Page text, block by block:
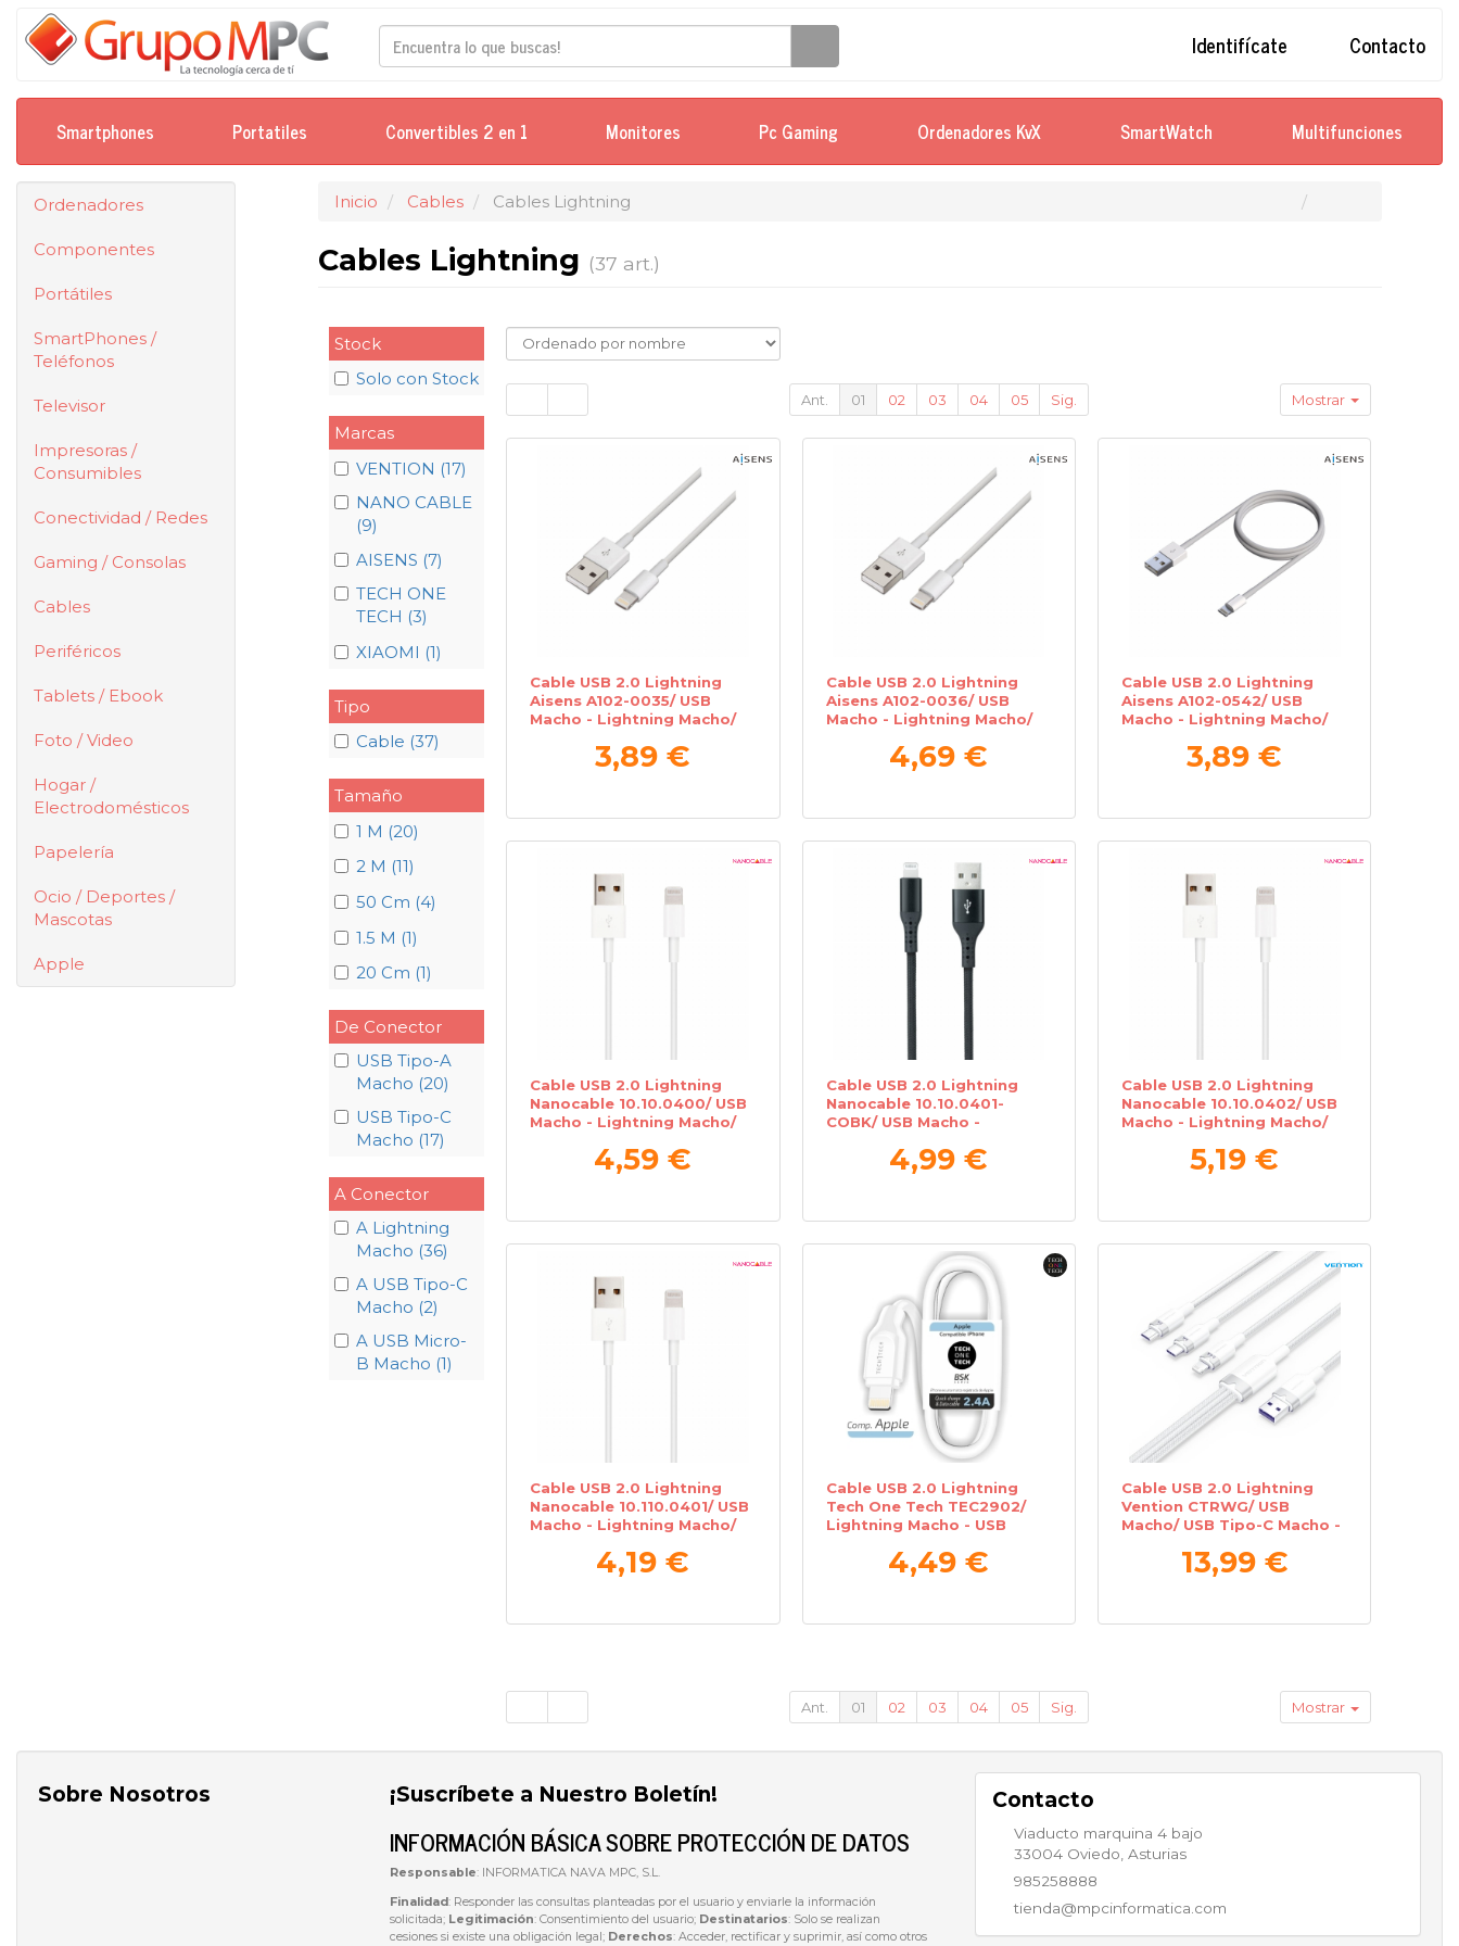
Identifícate Contacto
Smartphones Portatiles Convertibles 2 en 1 Monitores Pc Gaming Ordenadores KvX SmartWatch Multifunciones
Ordenadores
Componentes
Portátiles
SmartPhones /
Teléfonos
Televisor
Impresoras /
Consumibles
Conectividad / Redes
Gaming / Consolas
Cables
Periféricos
Tablets / Ebook
Foto / Video
Hogar /
Electrodomésticos
Papelería
Ocio / Deportes /
Mascotas
Apple
Inicio Cables Cables Lightning
Cables Lightning (37 art.)
Stock
Solo con Stock
Marcas
VENTION (17)
NANO CABLE
(9)
AISENS (7)
TECH ONE
TECH (3)
XIAOMI (1)
Tipo
Cable (37)
Tamaño
1 M (20)
2 M (11)
50 Cm (4)
1.5 M (1)
20 Cm (1)
De Conector
USB Tipo-A
Macho (20)
USB Tipo-C
Macho (17)
A Conector
A Lightning
Macho (36)
A USB Tipo-C
Macho (2)
A USB Micro-
B Macho (1)
Ant. 01 02 03 04 05 Sig. Mostrar
Cable USB 2.0 Lightning
Aisens A102-0035/ USB
Macho - Lightning Macho/
3,89 €
Cable USB 2.0 Lightning
Aisens A102-0036/ USB
Macho - Lightning Macho/
4,69 €
Cable USB 2.0 Lightning
Aisens A102-0542/ USB
Macho - Lightning Macho/
3,89 €
Cable USB 2.0 Lightning
Nanocable 10.10.0400/ USB
Macho - Lightning Macho/
4,59 €
Cable USB 2.0 Lightning
Nanocable 10.10.0401-
COBK/ USB Macho -
4,99 €
Cable USB 2.0 Lightning
Nanocable 10.10.0402/ USB
Macho - Lightning Macho/
5,19 €
Cable USB 2.0 Lightning
Nanocable 10.110.0401/ USB
Macho - Lightning Macho/
4,19 €
Cable USB 2.0 Lightning
Tech One Tech TEC2902/
Lightning Macho - USB
4,49 €
Cable USB 2.0 Lightning
Vention CTRWG/ USB
Macho/ USB Tipo-C Macho -
Macho/ 1.5m/ Blanco
13,99 €
Ant. 01 02 03 04 05 Sig. Mostrar
Sobre Nosotros ¡Suscríbete a Nuestro Boletín!
INFORMACIÓN BÁSICA SOBRE PROTECCIÓN DE DATOS
Responsable: INFORMATICA NAVA MPC, S.L.
Finalidad: Responder las consultas planteadas por el usuario y enviarle la información
solicitada; Legitimación: Consentimiento del usuario; Destinatarios: Solo se realizan
cesiones si existe una obligación legal; Derechos: Acceder, rectificar y suprimir, así como otros
Contacto
Viaducto marquina 4 bajo
33004 Oviedo Asturias
985258888
tienda@mpcinformatica.com